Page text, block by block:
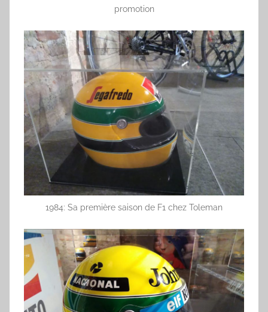
promotion
1984: Sa première saison de F1 chez Toleman